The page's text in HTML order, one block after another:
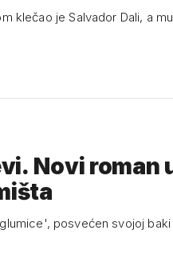
klečao je Salvador Dali, a
Novi roman
posvećen svojoj baki